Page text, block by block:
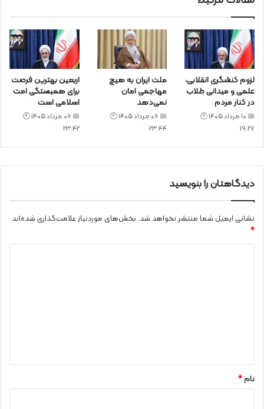
لزوم کنشگری انقلابی،
علمی و میدانی طلاب
در کنار مردم
📅 10 مرداد 1405 🕙
19:27
ملت ایران به هیچ
مهاجمی امان
نمی‌دهد
📅 06 مرداد 1405 🕙
23:44
اربعین بهترین فرصت
برای همبستگی امت
اسلامی است
📅 06 مرداد 1405 🕙
23:42
دیدگاهتان را بنویسید
نشانی ایمیل شما منتشر نخواهد شد. بخش‌های موردنیاز علامت‌گذاری شده‌اند
*
نام*